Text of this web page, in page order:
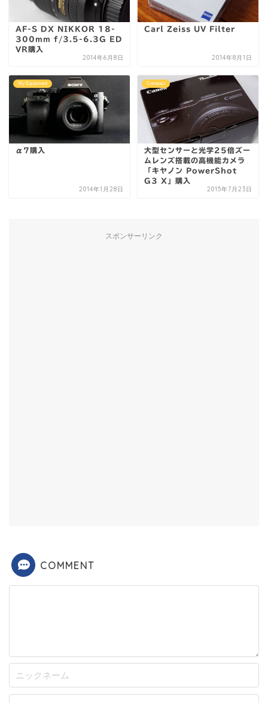
AF-S DX NIKKOR 18-
300mm f/3.5-6.3G ED
VR購入
2014年6月8日
Carl Zeiss UV Filter
2014年8月1日
My Equipment
α7購入
2014年1月28日
Compact
大型センサーと光学25倍ズー
ムレンズ搭載の高機能カメラ
「キヤノン PowerShot
G3 X」購入
2015年7月23日
スポンサーリンク
COMMENT